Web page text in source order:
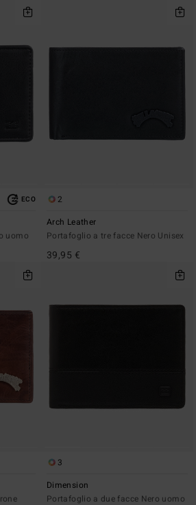
ECO
uomo
2
Arch Leather
Portafoglio a tre facce Nero Unisex
39,95 €
3
Dimension
Portafoglio a due facce Nero uomo